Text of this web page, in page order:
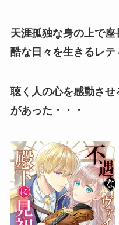
天涯孤独な身の上で
酷な日々を生きるレテ
聴く人の心を感動さ
があった・・・